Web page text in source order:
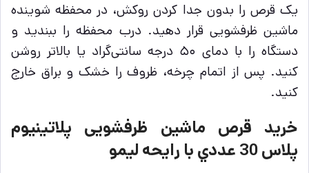
یک قرص را بدون جدا کردن روکش، در محفظه شوینده
ماشین ظرفشویی قرار دهید. درب محفظه را ببندید و
دستگاه را با دمای ۵۰ درجه سانتی‌گراد یا بالاتر روشن
کنید. پس از اتمام چرخه، ظروف را خشک و براق خارج
کنید.
خرید قرص ماشين ظرفشويی پلاتينيوم
پلاس 30 عددي با رايحه ليمو